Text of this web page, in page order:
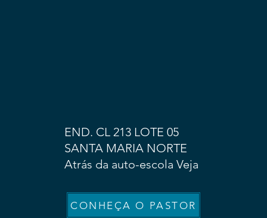
END. CL 213 LOTE 05
SANTA MARIA NORTE
Atrás da auto-escola Veja
CONHEÇA O PASTOR